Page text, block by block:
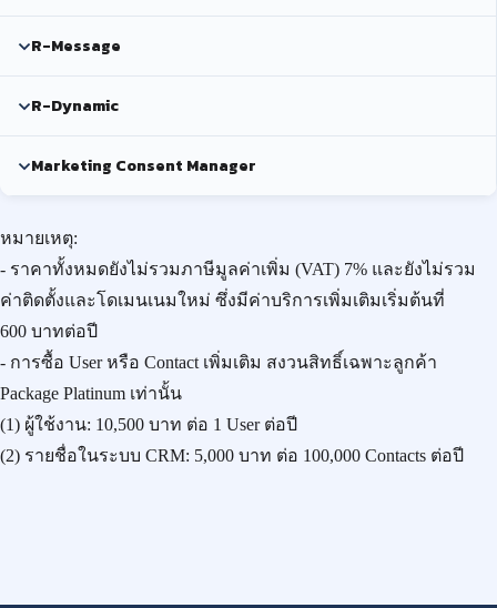
R-Message
R-Dynamic
Marketing Consent Manager
หมายเหตุ:
- ราคาทั้งหมดยังไม่รวมภาษีมูลค่าเพิ่ม (VAT) 7% และยังไม่รวม
ค่าติดตั้งและโดเมนเนมใหม่ ซึ่งมีค่าบริการเพิ่มเติมเริ่มต้นที่
600 บาทต่อปี
- การซื้อ User หรือ Contact เพิ่มเติม สงวนสิทธิ์เฉพาะลูกค้า
Package Platinum เท่านั้น
(1) ผู้ใช้งาน: 10,500 บาท ต่อ 1 User ต่อปี
(2) รายชื่อในระบบ CRM: 5,000 บาท ต่อ 100,000 Contacts ต่อปี